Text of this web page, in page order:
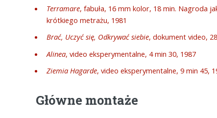
Terramare, fabuła, 16 mm kolor, 18 min. Nagroda
krótkiego metrażu, 1981
Brać, Uczyć się, Odkrywać siebie, dokument video,
Alinea, video eksperymentalne, 4 min 30, 1987
Ziemia Hagarde, video eksperymentalne, 9 min 45,
Główne montaże